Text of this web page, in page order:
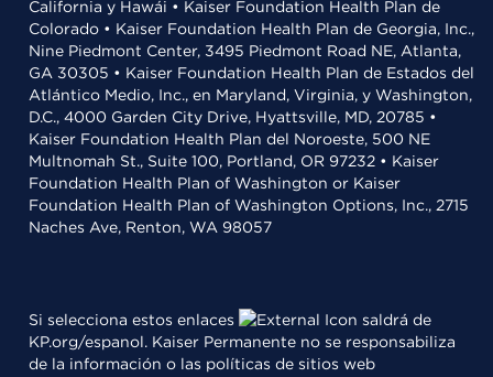
California y Hawái • Kaiser Foundation Health Plan de
Colorado • Kaiser Foundation Health Plan de Georgia, Inc.,
Nine Piedmont Center, 3495 Piedmont Road NE, Atlanta,
GA 30305 • Kaiser Foundation Health Plan de Estados del
Atlántico Medio, Inc., en Maryland, Virginia, y Washington,
D.C., 4000 Garden City Drive, Hyattsville, MD, 20785 •
Kaiser Foundation Health Plan del Noroeste, 500 NE
Multnomah St., Suite 100, Portland, OR 97232 • Kaiser
Foundation Health Plan of Washington or Kaiser
Foundation Health Plan of Washington Options, Inc., 2715
Naches Ave, Renton, WA 98057
Si selecciona estos enlaces
saldrá de
KP.org/espanol. Kaiser Permanente no se responsabiliza
de la información o las políticas de sitios web